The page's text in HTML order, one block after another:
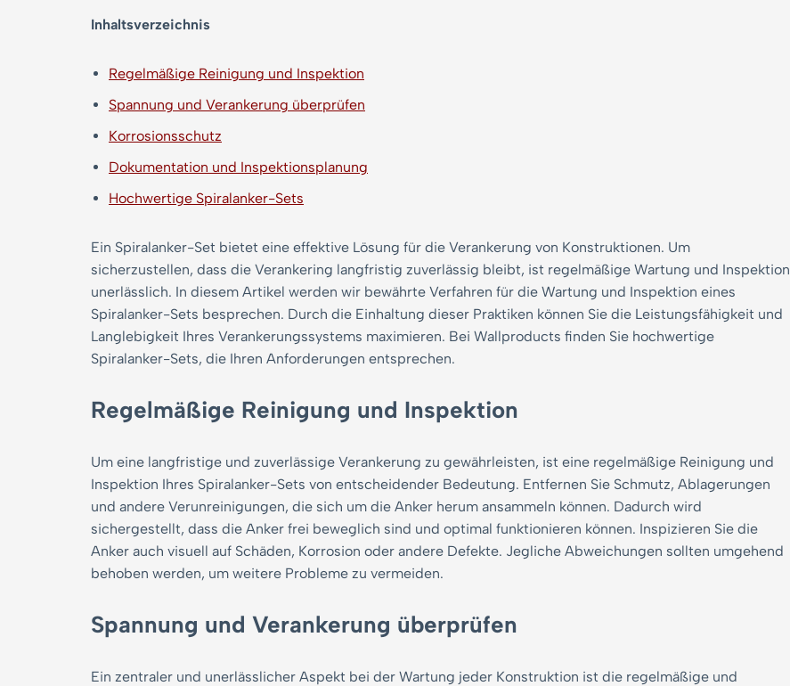
Inhaltsverzeichnis
Regelmäßige Reinigung und Inspektion
Spannung und Verankerung überprüfen
Korrosionsschutz
Dokumentation und Inspektionsplanung
Hochwertige Spiralanker-Sets
Ein Spiralanker-Set bietet eine effektive Lösung für die Verankerung von Konstruktionen. Um
sicherzustellen, dass die Verankering langfristig zuverlässig bleibt, ist regelmäßige Wartung und Inspektion
unerlässlich. In diesem Artikel werden wir bewährte Verfahren für die Wartung und Inspektion eines
Spiralanker-Sets besprechen. Durch die Einhaltung dieser Praktiken können Sie die Leistungsfähigkeit und
Langlebigkeit Ihres Verankerungssystems maximieren. Bei Wallproducts finden Sie hochwertige
Spiralanker-Sets, die Ihren Anforderungen entsprechen.
Regelmäßige Reinigung und Inspektion
Um eine langfristige und zuverlässige Verankerung zu gewährleisten, ist eine regelmäßige Reinigung und
Inspektion Ihres Spiralanker-Sets von entscheidender Bedeutung. Entfernen Sie Schmutz, Ablagerungen
und andere Verunreinigungen, die sich um die Anker herum ansammeln können. Dadurch wird
sichergestellt, dass die Anker frei beweglich sind und optimal funktionieren können. Inspizieren Sie die
Anker auch visuell auf Schäden, Korrosion oder andere Defekte. Jegliche Abweichungen sollten umgehend
behoben werden, um weitere Probleme zu vermeiden.
Spannung und Verankerung überprüfen
Ein zentraler und unerlässlicher Aspekt bei der Wartung jeder Konstruktion ist die regelmäßige und